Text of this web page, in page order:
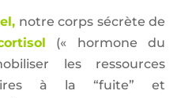
notre corps sécrète de
(« hormone du
les ressources
à la “fuite” et